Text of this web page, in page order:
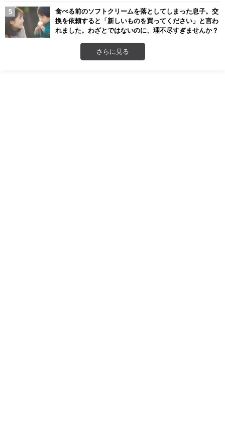
食べる前のソフトクリームを落としてしまった息子。交
換を依頼すると「新しいものを買ってください」と言わ
れました。わざとではないのに、理不尽すぎませんか？
さらに見る